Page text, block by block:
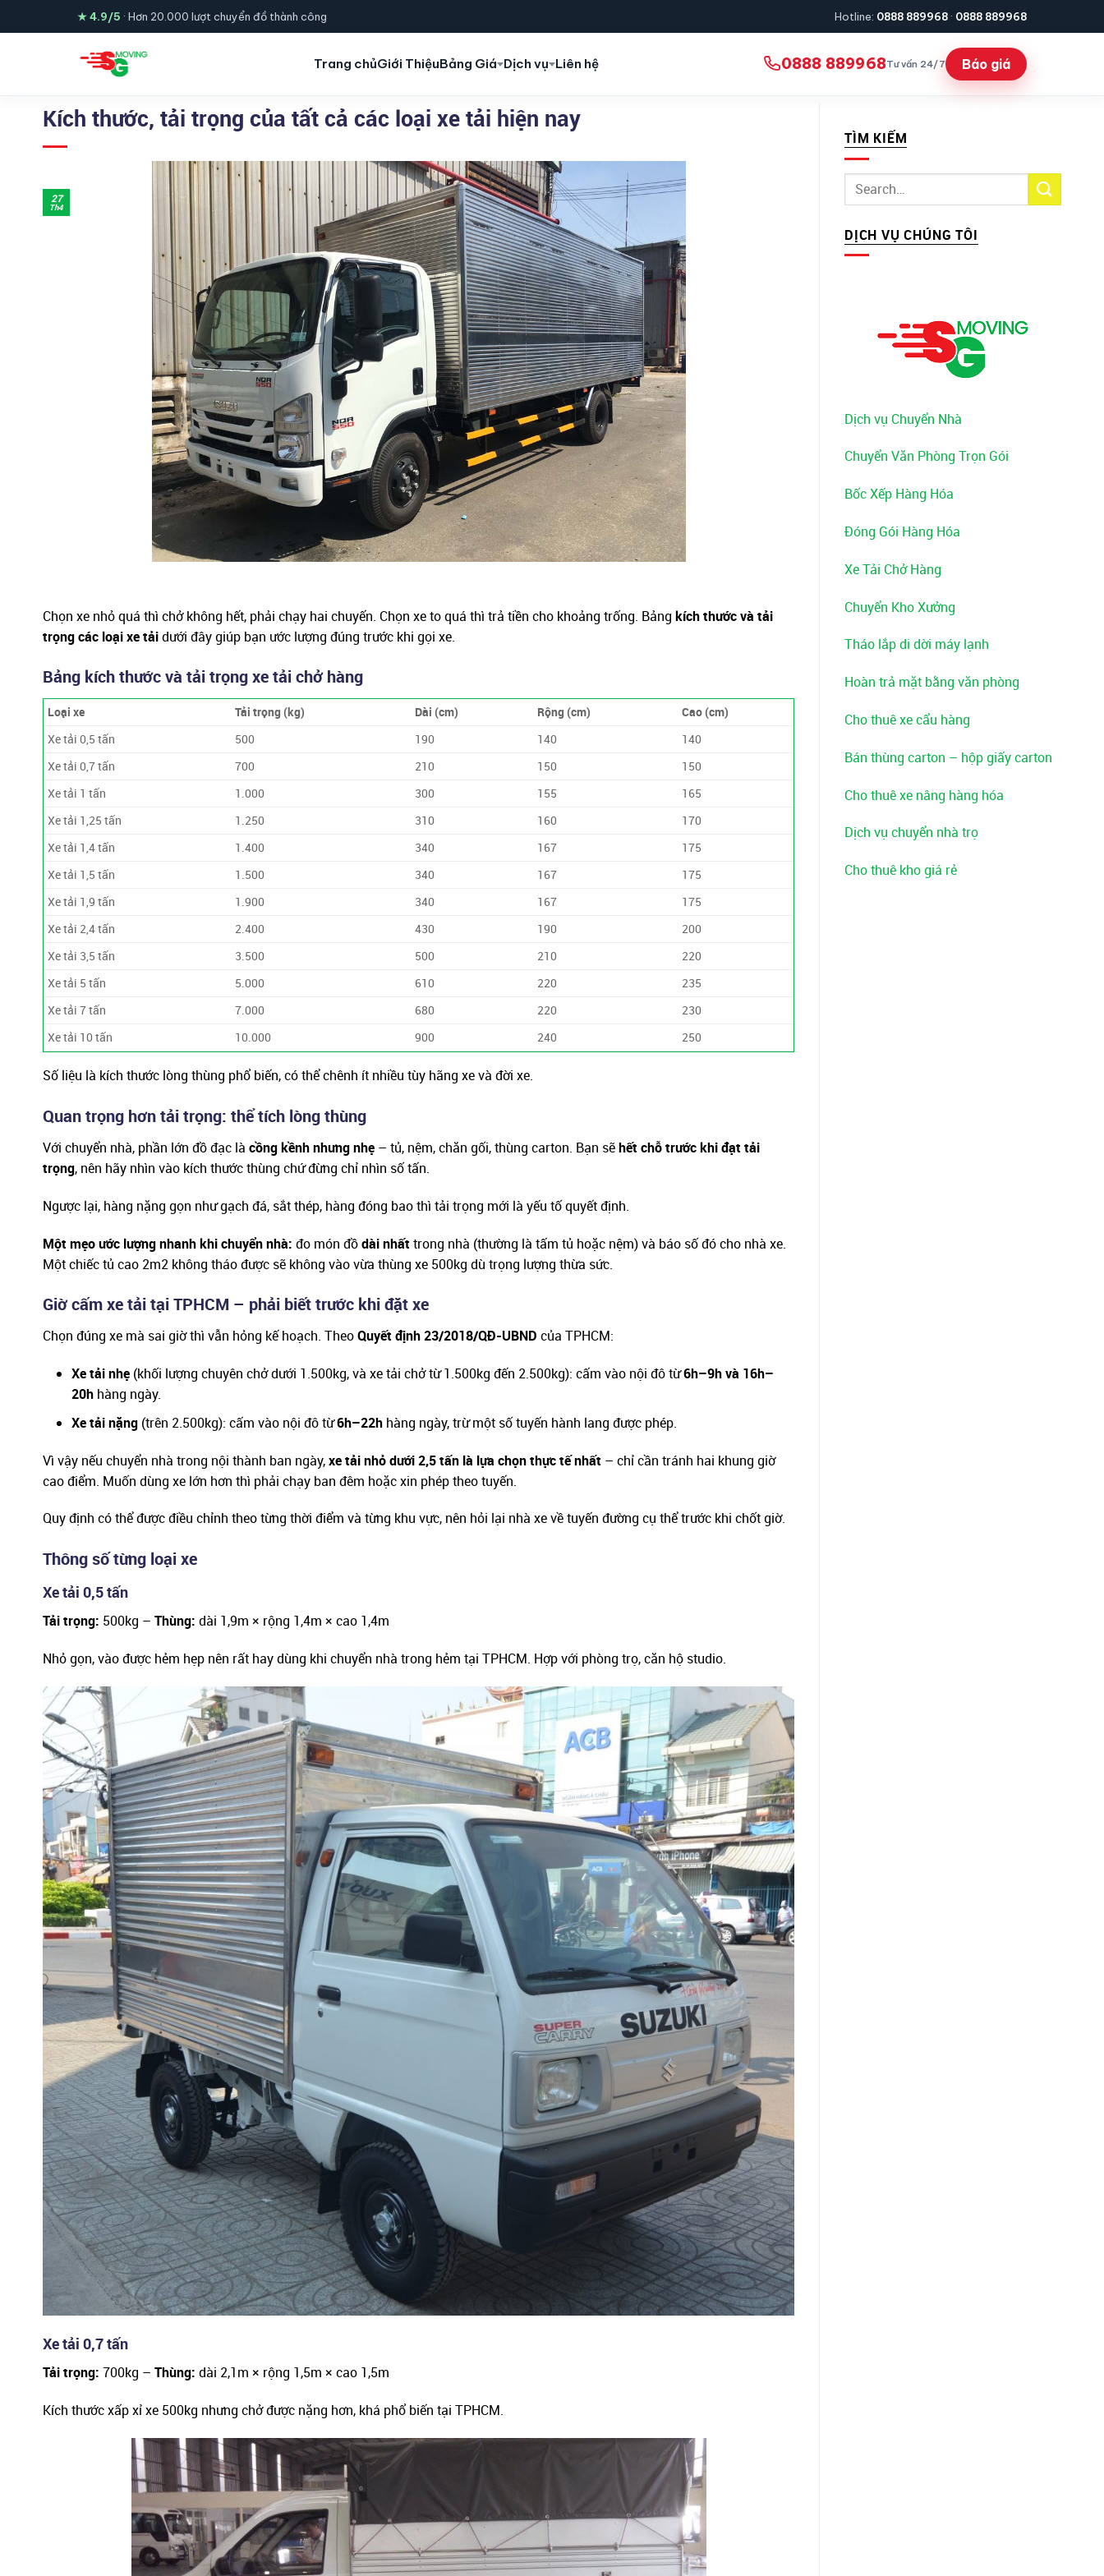
to
★ 4.9/5 · Hơn 20.000 lượt chuyển đồ thành công Hotline: 0888 889968 · 0888 889968
Trang chủGiới ThiệuBảng Giá Dịch vụ Liên hệ 0888 889968Tư vấn 24/7 Báo giá
Kích thước, tải trọng của tất cả các loại xe tải hiện nay
27
Th4
Chọn xe nhỏ quá thì chở không hết, phải chạy hai chuyến. Chọn xe to quá thì trả tiền cho khoảng trống. Bảng kích thước và tải
trọng các loại xe tảidưới đây giúp bạn ước lượng đúng trước khi gọi xe.
Bảng kích thước và tải trọng xe tải chở hàng
Loại xe Tải trọng (kg) Dài (cm) Rộng (cm)
Cao (cm)
Xe tải 0,5 tấn
500 190 140
140
Xe tải 0,7 tấn
700 210 150
150
Xe tải 1 tấn
1.000 300 155
165
Xe tải 1,25 tấn
1.250 310 160
170
Xe tải 1,4 tấn
1.400 340 167
175
Xe tải 1,5 tấn
1.500 340 167
175
Xe tải 1,9 tấn
1.900 340 167
175
Xe tải 2,4 tấn
2.400 430 190
200
Xe tải 3,5 tấn
3.500 500 210
220
Xe tải 5 tấn
5.000 610 220
235
Xe tải 7 tấn
7.000 680 220
230
Xe tải 10 tấn
10.000 900 240 250
Số liệu là kích thước lòng thùng phổ biến, có thể chênh ít nhiều tùy hãng xe và đời xe.
Quan trọng hơn tải trọng: thể tích lòng thùng
Với chuyển nhà, phần lớn đồ đạc là cồng kềnh nhưng nhẹ – tủ, nệm, chăn gối, thùng carton. Bạn sẽhết chỗ trước khi đạt tải
trọng, nên hãy nhìn vào kích thước thùng chứ đừng chỉ nhìn số tấn.
Ngược lại, hàng nặng gọn như gạch đá, sắt thép, hàng đóng bao thì tải trọng mới là yếu tố quyết định.
Một mẹo ước lượng nhanh khi chuyển nhà: đo món đồdài nhấttrong nhà (thường là tấm tủ hoặc nệm) và báo số đó cho nhà xe.
Một chiếc tủ cao 2m2 không tháo được sẽ không vào vừa thùng xe 500kg dù trọng lượng thừa sức.
Giờ cấm xe tải tại TPHCM – phải biết trước khi đặt xe
Chọn đúng xe mà sai giờ thì vẫn hỏng kế hoạch. TheoQuyết định 23/2018/QĐ-UBND của TPHCM:
Xe tải nhẹ (khối lượng chuyên chở dưới 1.500kg, và xe tải chở từ 1.500kg đến 2.500kg): cấm vào nội đô từ6h–9h và 16h–
20h hàng ngày.
Xe tải nặng (trên 2.500kg): cấm vào nội đô từ6h–22h hàng ngày, trừ một số tuyến hành lang được phép.
Vì vậy nếu chuyển nhà trong nội thành ban ngày,xe tải nhỏ dưới 2,5 tấn là lựa chọn thực tế nhất – chỉ cần tránh hai khung giờ
cao điểm. Muốn dùng xe lớn hơn thì phải chạy ban đêm hoặc xin phép theo tuyến.
Quy định có thể được điều chỉnh theo từng thời điểm và từng khu vực, nên hỏi lại nhà xe về tuyến đường cụ thể trước khi chốt giờ.
Thông số từng loại xe
Xe tải 0,5 tấn
Tải trọng: 500kg – Thùng: dài 1,9m × rộng 1,4m × cao 1,4m
Nhỏ gọn, vào được hẻm hẹp nên rất hay dùng khi chuyển nhà trong hẻm tại TPHCM. Hợp với phòng trọ, căn hộ studio.
Xe tải 0,7 tấn
Tải trọng: 700kg – Thùng: dài 2,1m × rộng 1,5m × cao 1,5m
Kích thước xấp xỉ xe 500kg nhưng chở được nặng hơn, khá phổ biến tại TPHCM.
TÌM KIẾM
DỊCH VỤ CHÚNG TÔI
Dịch vụ Chuyển Nhà
Chuyển Văn Phòng Trọn Gói
Bốc Xếp Hàng Hóa
Đóng Gói Hàng Hóa
Xe Tải Chở Hàng
Chuyển Kho Xưởng
Tháo lắp di dời máy lạnh
Hoàn trả mặt bằng văn phòng
Cho thuê xe cẩu hàng
Bán thùng carton – hộp giấy carton
Cho thuê xe nâng hàng hóa
Dịch vụ chuyển nhà trọ
Cho thuê kho giá rẻ